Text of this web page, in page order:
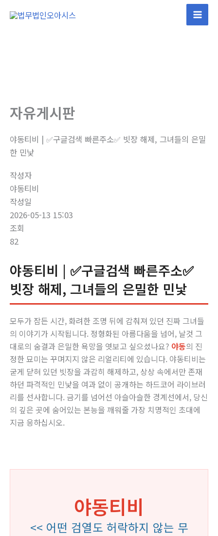
Main
자유게시판
야동티비 | ✅구글검색 빠른주소✅ 빗장 해제, 그녀들의 은밀
한 민낯
작성자
야동티비
작성일
2026-05-13 15:03
조회
82
야동티비 | ✅구글검색 빠른주소✅
빗장 해제, 그녀들의 은밀한 민낯
모두가 잠든 시간, 화려한 조명 뒤에 감춰져 있던 진짜 그녀들
의 이야기가 시작됩니다. 정형화된 아름다움을 넘어, 날것 그
대로의 숨결과 은밀한 욕망을 엿보고 싶으셨나요? 야동의 진
정한 묘미는 꾸며지지 않은 리얼리티에 있습니다. 야동티비는
굳게 닫혀 있던 빗장을 과감히 해제하고, 상상 속에서만 존재
하던 파격적인 민낯을 여과 없이 공개하는 하드코어 라이브러
리를 선사합니다. 금기를 넘어선 아슬아슬한 경계선에서, 당신
의 깊은 곳에 숨어있는 본능을 깨워줄 가장 치명적인 초대에
지금 응하십시오.
야동티비
<< 어떤 검열도 허락하지 않는 무